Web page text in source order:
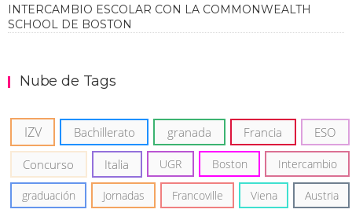
INTERCAMBIO ESCOLAR CON LA COMMONWEALTH
SCHOOL DE BOSTON
Nube de Tags
IZV Bachillerato granada Francia ESO
Concurso Italia UGR Boston Intercambio
graduación Jornadas Francoville Viena Austria